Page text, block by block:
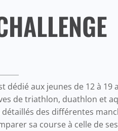
dédié aux jeunes de 12 à 19
de triathlon, duathlon et
des différentes
sa course à celle de